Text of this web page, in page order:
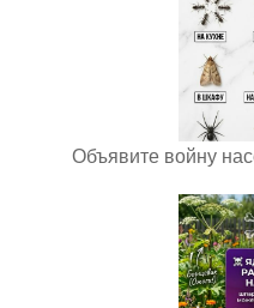
Объявите войну